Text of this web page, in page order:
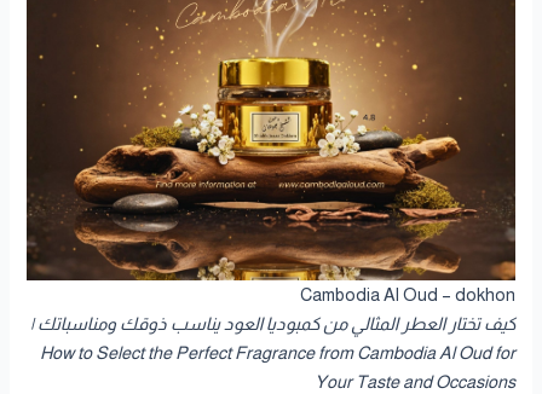
Cambodia Al Oud – dokhon
كيف تختار العطر المثالي من كمبوديا العود يناسب ذوقك ومناسباتك |
How to Select the Perfect Fragrance from Cambodia Al Oud for
Your Taste and Occasions